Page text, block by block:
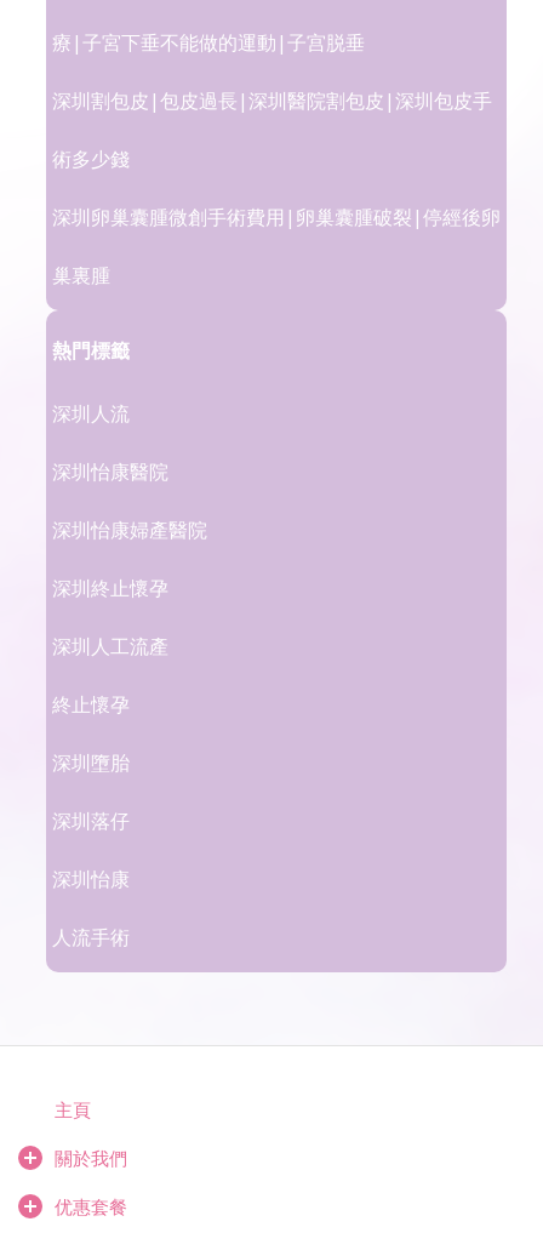
療|子宮下垂不能做的運動|子宫脱垂
深圳割包皮|包皮過長|深圳醫院割包皮|深圳包皮手
術多少錢
深圳卵巢囊腫微創手術費用|卵巢囊腫破裂|停經後卵
巢裏腫
熱門標籤
深圳人流
深圳怡康醫院
深圳怡康婦產醫院
深圳終止懷孕
深圳人工流產
終止懷孕
深圳墮胎
深圳落仔
深圳怡康
人流手術
主頁
關於我們
优惠套餐